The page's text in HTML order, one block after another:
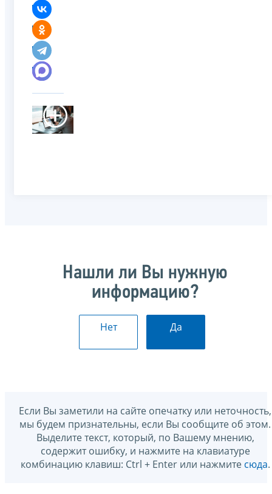
Нашли ли Вы нужную
информацию?
Нет Да
Если Вы заметили на сайте опечатку или неточность,
мы будем признательны, если Вы сообщите об этом.
Выделите текст, который, по Вашему мнению,
содержит ошибку, и нажмите на клавиатуре
комбинацию клавиш: Ctrl + Enter или нажмите сюда.